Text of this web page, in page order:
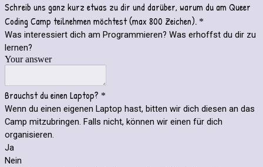
Schreib uns ganz kurz etwas zu dir und darüber, warum du am Queer
Coding Camp teilnehmen möchtest (max 800 Zeichen). *
Was interessiert dich am Programmieren? Was erhoffst du dir zu
lernen?
Your answer
Brauchst du einen Laptop? *
Wenn du einen eigenen Laptop hast, bitten wir dich diesen an das
Camp mitzubringen. Falls nicht, können wir einen für dich
organisieren.
Ja
Nein